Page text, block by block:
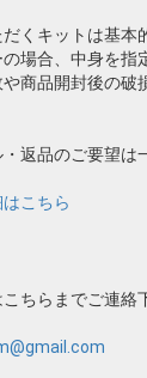
くキットは基本
場合、中身を指
商品開封後の破
返品のご要望は
こちら
ちらまでご連絡